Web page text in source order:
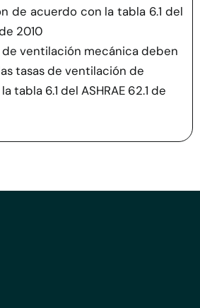
de acuerdo con la tabla 6.1 del
2010
de ventilación mecánica deben
tasas de ventilación de
tabla 6.1 del ASHRAE 62.1 de